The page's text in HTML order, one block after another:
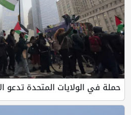
حملة في الولايات المتحدة تدعو